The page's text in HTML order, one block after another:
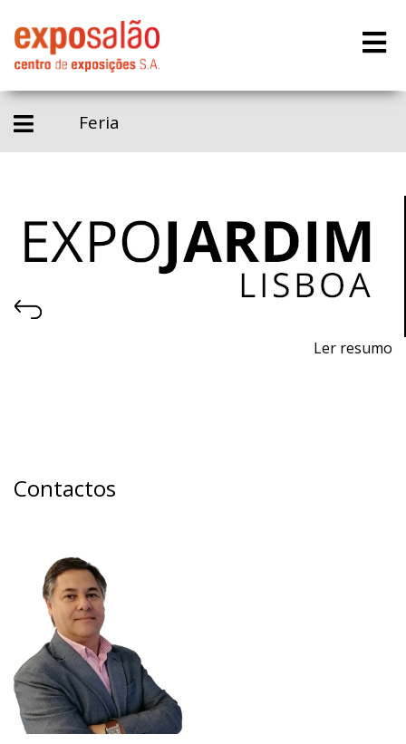
Feria
Ler resumo
Contactos